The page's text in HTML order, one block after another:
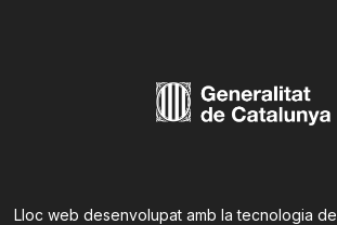
Lloc web desenvolupat amb la tecnologia de